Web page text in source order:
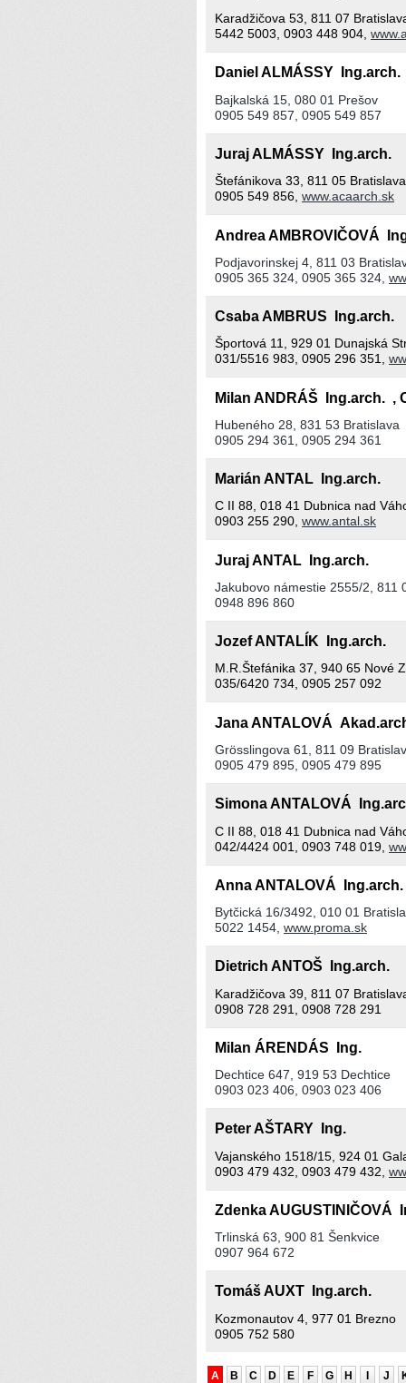
Karadžičova 53, 811 07
5442 5003, 0903 448 904,
Daniel ALMÁSSY
Bajkalská 15, 080 01 Prešov
0905 549 857, 0905 549 857
Juraj ALMÁSSY Ing.arch.
Štefánikova 33, 811 05
0905 549 856, www.acaarch.sk
Andrea AMBROVIČOVÁ
Podjavorinskej 4, 811 03
0905 365 324, 0905 365 324,
Csaba AMBRUS Ing.arch.
Športová 11, 929 01 Dunajská
031/5516 983, 0905 296 351,
Milan ANDRÁŠ Ing.arch. ,
Hubeného 28, 831 53 Bratislava
0905 294 361, 0905 294 361
Marián ANTAL Ing.arch.
C II 88, 018 41 Dubnica nad
0903 255 290, www.antal.sk
Juraj ANTAL Ing.arch.
Jakubovo námestie 2555/2, 811
0948 896 860
Jozef ANTALÍK Ing.arch.
M.R.Štefánika 37, 940 65 Nové
035/6420 734, 0905 257 092
Jana ANTALOVÁ
Grösslingova 61, 811 09
0905 479 895, 0905 479 895
Simona ANTALOVÁ
C II 88, 018 41 Dubnica nad
042/4424 001, 0903 748 019,
Anna ANTALOVÁ
Bytčická 16/3492, 010 01
5022 1454, www.proma.sk
Dietrich ANTOŠ Ing.arch.
Karadžičova 39, 811 07
0908 728 291, 0908 728 291
Milan ÁRENDÁS Ing.
Dechtice 647, 919 53 Dechtice
0903 023 406, 0903 023 406
Peter AŠTARY Ing.
Vajanského 1518/15, 924 01
0903 479 432, 0903 479 432,
Zdenka AUGUSTINIČOVÁ
Trlinská 63, 900 81 Šenkvice
0907 964 672
Tomáš AUXT Ing.arch.
Kozmonautov 4, 977 01 Brezno
0905 752 580
A B C D E F G H I J